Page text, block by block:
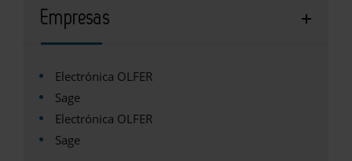
Empresas
Electrónica OLFER
Sage
Electrónica OLFER
Sage